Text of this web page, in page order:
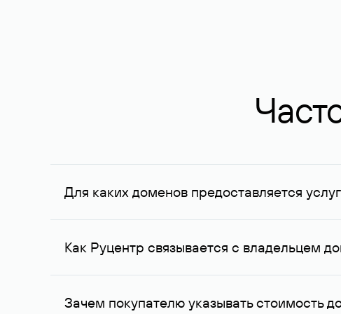
Для каких доменов предоставляется
Услуга доступна для доменов,
Как Руцентр связывается с владельцем
Для связи с владельцем домена используются его
Зачем покупателю указывать стоимость